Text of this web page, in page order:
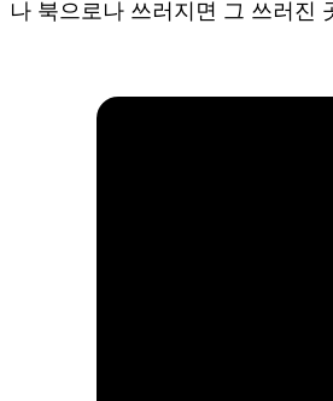
나 북으로나 쓰러지면 그 쓰러진